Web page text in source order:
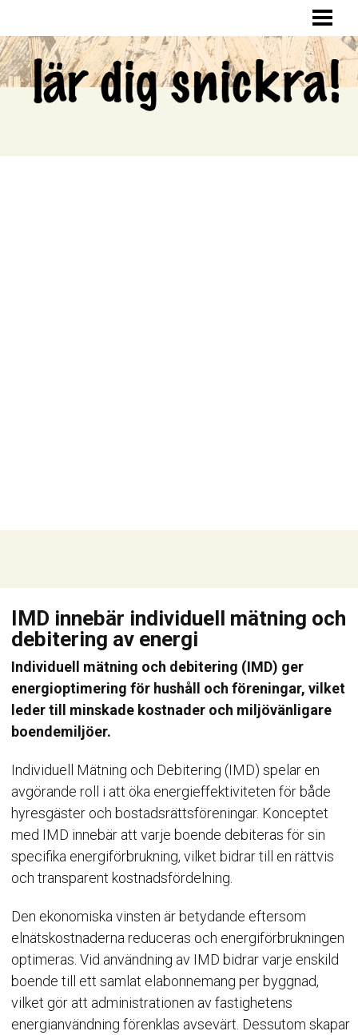
SNICKRA HEMMA
LAGA HÅL I VÄGGEN
IMD innebär individuell mätning och
debitering av energi
Individuell mätning och debitering (IMD) ger
energioptimering för hushåll och föreningar, vilket
leder till minskade kostnader och miljövänligare
boendemiljöer.
Individuell Mätning och Debitering (IMD) spelar en
avgörande roll i att öka energieffektiviteten för både
hyresgäster och bostadsrättsföreningar. Konceptet
med IMD innebär att varje boende debiteras för sin
specifika energiförbrukning, vilket bidrar till en rättvis
och transparent kostnadsfördelning.
Den ekonomiska vinsten är betydande eftersom
elnätskostnaderna reduceras och energiförbrukningen
optimeras. Vid användning av IMD bidrar varje enskild
boende till ett samlat elabonnemang per byggnad,
vilket gör att administrationen av fastighetens
energianvändning förenklas avsevärt. Dessutom skapar